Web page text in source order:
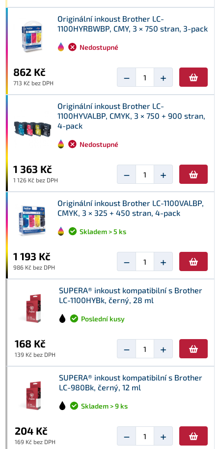
Originální inkoust Brother LC-
1100HYRBWBP, CMY, 3 × 750 stran, 3-pack
Nedostupné
862 Kč
713 Kč bez DPH − +
Originální inkoust Brother LC-
1100HYVALBP, CMYK, 3 × 750 + 900 stran,
4-pack
Nedostupné
1 363 Kč
1 126 Kč bez DPH − +
Originální inkoust Brother LC-1100VALBP,
CMYK, 3 × 325 + 450 stran, 4-pack
Skladem > 5 ks
1 193 Kč
986 Kč bez DPH − +
SUPERA® inkoust kompatibilní s Brother
LC-1100HYBk, černý, 28 ml
Poslední kusy
168 Kč
139 Kč bez DPH − +
SUPERA® inkoust kompatibilní s Brother
LC-980Bk, černý, 12 ml
Skladem > 9 ks
204 Kč
169 Kč bez DPH − +